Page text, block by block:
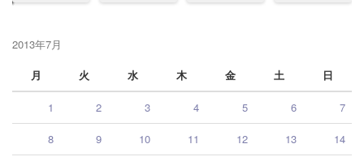
2013年7月
月
火 水 木 金 土 日
1 2 3 4 5 6 7
8 9 10 11 12 13 14